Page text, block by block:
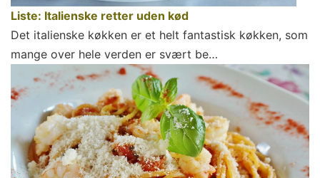
Liste: Italienske retter uden kød
Det italienske køkken er et helt fantastisk køkken, som
mange over hele verden er svært be…